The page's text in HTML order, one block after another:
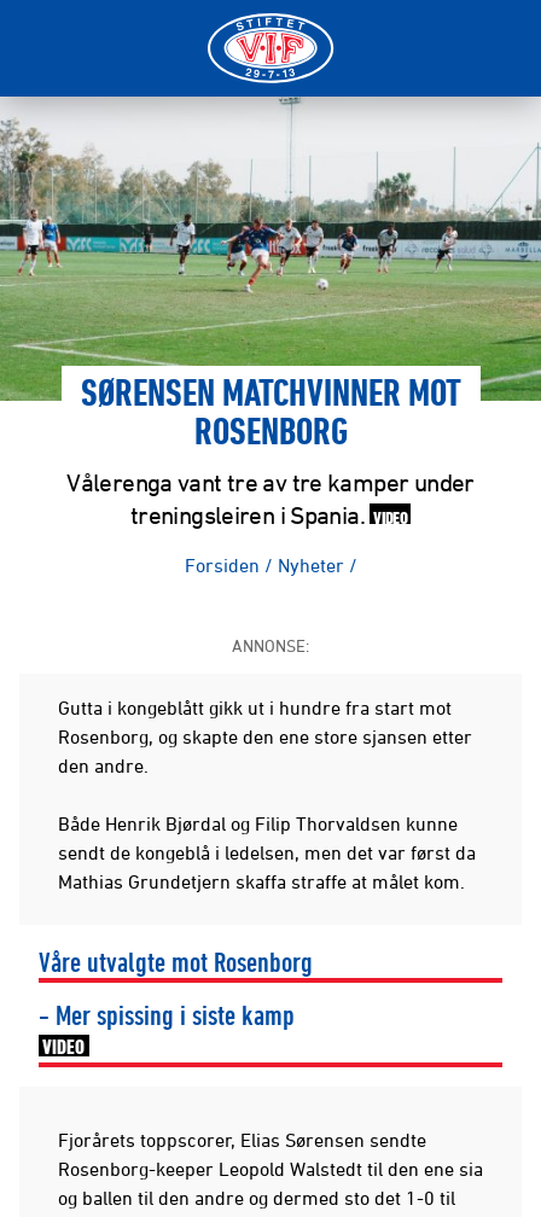
SØRENSEN MATCHVINNER MOT
ROSENBORG
Vålerenga vant tre av tre kamper under
treningsleiren i Spania. VIDEO
Forsiden / Nyheter /
ANNONSE:
Gutta i kongeblått gikk ut i hundre fra start mot
Rosenborg, og skapte den ene store sjansen etter
den andre.
Både Henrik Bjørdal og Filip Thorvaldsen kunne
sendt de kongeblå i ledelsen, men det var først da
Mathias Grundetjern skaffa straffe at målet kom.
Våre utvalgte mot Rosenborg
- Mer spissing i siste kamp
VIDEO
Fjorårets toppscorer, Elias Sørensen sendte
Rosenborg-keeper Leopold Walstedt til den ene sia
og ballen til den andre og dermed sto det 1-0 til